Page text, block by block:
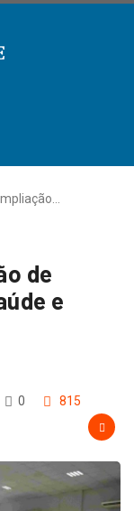
de
e
0
815